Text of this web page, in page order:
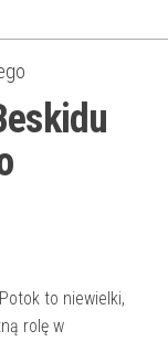
to niewielki,
rolę w